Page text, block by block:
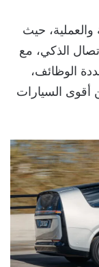
والعملية، حيث
الذكي، مع
الوظائف،
أقوى السيارات